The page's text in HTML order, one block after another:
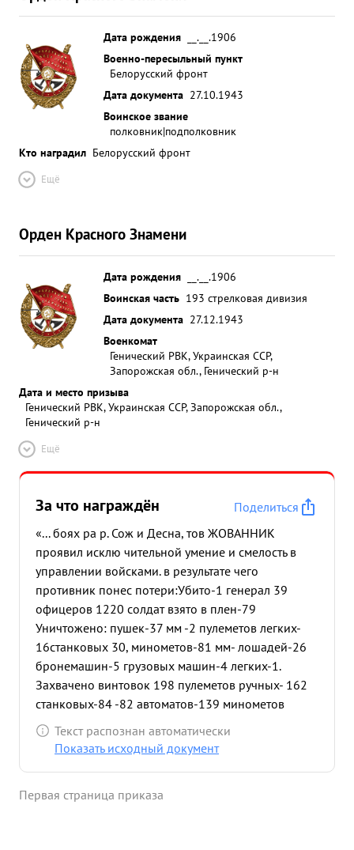
Дата рождения
__.__.1906
Военно-пересыльный пункт
Белорусский фронт
Дата документа 27.10.1943
Воинское звание
полковник|подполковник
Кто наградил Белорусский фронт
Ещё
Орден Красного Знамени
Дата рождения
__.__.1906
Воинская часть 193 стрелковая дивизия
Дата документа 27.12.1943
Военкомат
Генический РВК, Украинская ССР,
Запорожская обл., Генический р-н
Дата и место призыва
Генический РВК, Украинская ССР, Запорожская обл.,
Генический р-н
Ещё
За что награждён
Поделиться
«... боях ра р. Сож и Десна, тов ЖОВАННИК
проявил исклю чительной умение и смелость в
управлении войсками. в результате чего
противник понес потери:Убито-1 генерал 39
офицеров 1220 солдат взято в плен-79
Уничтожено: пушек-37 мм -2 пулеметов легких-
16станковых 30, минометов-81 мм- лошадей-26
бронемашин-5 грузовых машин-4 легких-1.
Захвачено винтовок 198 пулеметов ручных- 162
станковых-84 -82 автоматов-139 минометов
разных- 127 пушек 37 ММ-2
грузовых- ,мотоциклов- рации-3 тягочей-4. При
войсками Сам лично переправился с полком и на
Текст распознан автоматически
Показать исходный документ
Первая страница приказа